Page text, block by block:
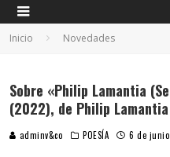
Inicio Novedades
Sobre «Philip Lamantia
(2022), de Philip Lamantia
adminv&co POESÍA 6 de